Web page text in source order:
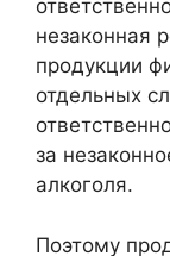
незаконная
продукции
отдельных
за
алкоголя.
Поэтому